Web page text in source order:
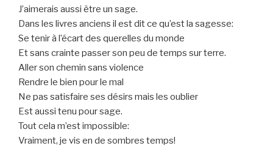
J’aimerais aussi être un sage.
Dans les livres anciens il est dit ce qu’est la sagesse:
Se tenir à l’écart des querelles du monde
Et sans crainte passer son peu de temps sur terre.
Aller son chemin sans violence
Rendre le bien pour le mal
Ne pas satisfaire ses désirs mais les oublier
Est aussi tenu pour sage.
Tout cela m’est impossible:
Vraiment, je vis en de sombres temps!